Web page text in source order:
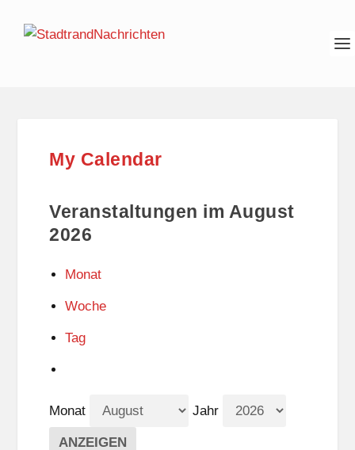
My Calendar
Veranstaltungen im August
2026
Monat
Woche
Tag
Monat Jahr